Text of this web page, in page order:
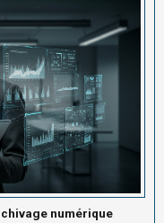
numérique